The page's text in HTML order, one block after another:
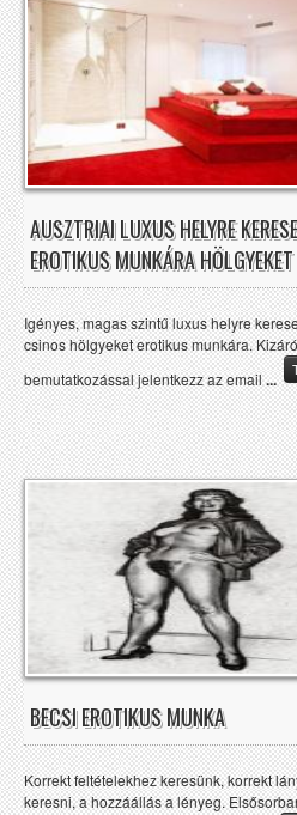
AUSZTRIAI LUXUS HELYRE
EROTIKUS MUNKÁRA HÖLGYEKET
Igényes, magas szintű luxus helyre
csinos hölgyeket erotikus munkára.
bemutatkozással jelentkezz az email...
BECSI EROTIKUS MUNKA
Korrekt feltételekhez keresünk, korrekt
keresni, a hozzáállás a lényeg.